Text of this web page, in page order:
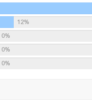
12%
0%
0%
0%